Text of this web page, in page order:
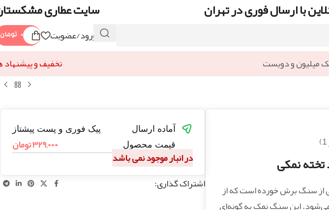
با ارسال فوری در تهران سایت عطاری
ورود/عضویت ۰ تومان
میلیون و دویست
تخفیف و پیشنهاد
1
)
نمکی
از سنگ برش خورده است که از
این سنگ نمک به گونه‌ای
آماده ارسال
پیک فوری و پست پیشتاز
قیمت محصول
۳۲۹,۰۰۰تومان
در انبار موجود نمی باشد
اشتراک گذاری: